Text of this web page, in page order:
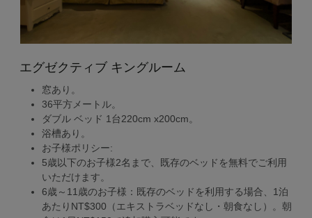
エグゼクティブ キングルーム
窓あり。
36平方メートル。
ダブル ベッド 1台220cm x200cm。
浴槽あり。
お子様ポリシー:
5歳以下のお子様2名まで、既存のベッドを無料でご利用
いただけます。
6歳～11歳のお子様：既存のベッドを利用する場合、1泊
あたりNT$300（エキストラベッドなし・朝食なし）。朝